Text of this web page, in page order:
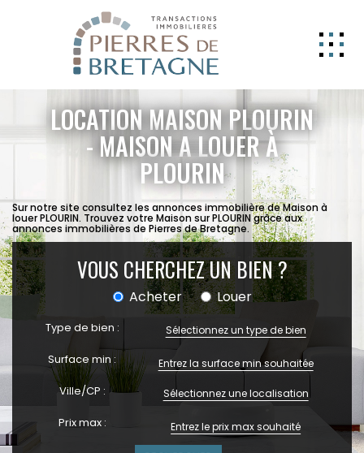
NOS BIENS
GERER
NOS AGENCES
ESTIMATION
CONTACT
ESPACE CLIENT
EXTRANET
LOCATION MAISON PLOURIN
- MAISON A LOUER À
PLOURIN
Sur notre site consultez les annonces immobilière de Maison à
louer PLOURIN. Trouvez votre Maison sur PLOURIN grâce aux
annonces immobilières de Pierres de Bretagne.
VOUS CHERCHEZ UN BIEN ?
Acheter Louer
Type de bien : Sélectionnez un type de bien
Surface min :
Ville/CP : Sélectionnez une localisation
Prix max :